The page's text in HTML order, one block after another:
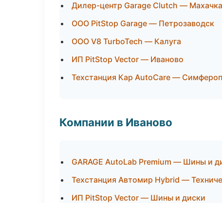
Дилер-центр Garage Clutch —
ООО PitStop Garage — Петрозаводск
ООО V8 TurboTech — Калуга
ИП PitStop Vector — Иваново
Техстанция Кар AutoCare —
Компании в Иваново
GARAGE AutoLab Premium — Шины и
Техстанция Автомир Hybrid —
ИП PitStop Vector — Шины и диски